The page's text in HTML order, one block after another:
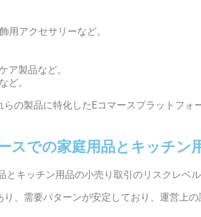
用アクセサリーなど。
ア製品など。
ど。
の製品に特化したEコマースプラットフ
での家庭用品とキッチン
キッチン用品の小売り取引のリスクレベル
、需要パターンが安定しており、運営上